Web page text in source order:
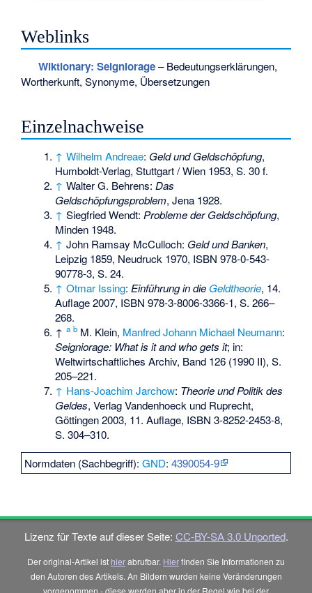
Weblinks
Wiktionary: Seigniorage– Bedeutungserklärungen,
Wortherkunft, Synonyme, Übersetzungen
Einzelnachweise
↑ Wilhelm Andreae: Geld und Geldschöpfung,
Humboldt-Verlag, Stuttgart / Wien 1953, S. 30 f.
↑ Walter G. Behrens:Das
Geldschöpfungsproblem, Jena 1928.
↑ Siegfried Wendt: Probleme der Geldschöpfung,
Minden 1948.
↑ John Ramsay McCulloch: Geld und Banken,
Leipzig 1859, Neudruck 1970, ISBN 978-0-543-
90778-3, S. 24.
↑ Otmar Issing: Einführung in die Geldtheorie, 14.
Auflage 2007, ISBN 978-3-8006-3366-1, S. 266–
268.
↑a b M. Klein, Manfred Johann Michael Neumann:
Seigniorage: What is it and who gets it; in:
Weltwirtschaftliches Archiv, Band 126 (1990 II), S.
205–221.
↑ Hans-Joachim Jarchow: Theorie und Politik des
Geldes, Verlag Vandenhoeck und Ruprecht,
Göttingen 2003, 11. Auflage, ISBN 3-8252-2453-8,
S. 304–310.
Normdaten (Sachbegriff):GND:4390054-9
Lizenz für Texte auf dieser Seite: CC-BY-SA 3.0 Unported.
Der original-Artikel ist hierabrufbar. Hierfinden Sie Informationen zu
den Autoren des Artikels. An Bildern wurden keine Veränderungen
vorgenommen - diese werden aber in der Regel wie bei der